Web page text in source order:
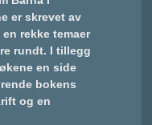
er skrevet av
rekke temaer
rundt. I tillegg
en side
bokens
og en